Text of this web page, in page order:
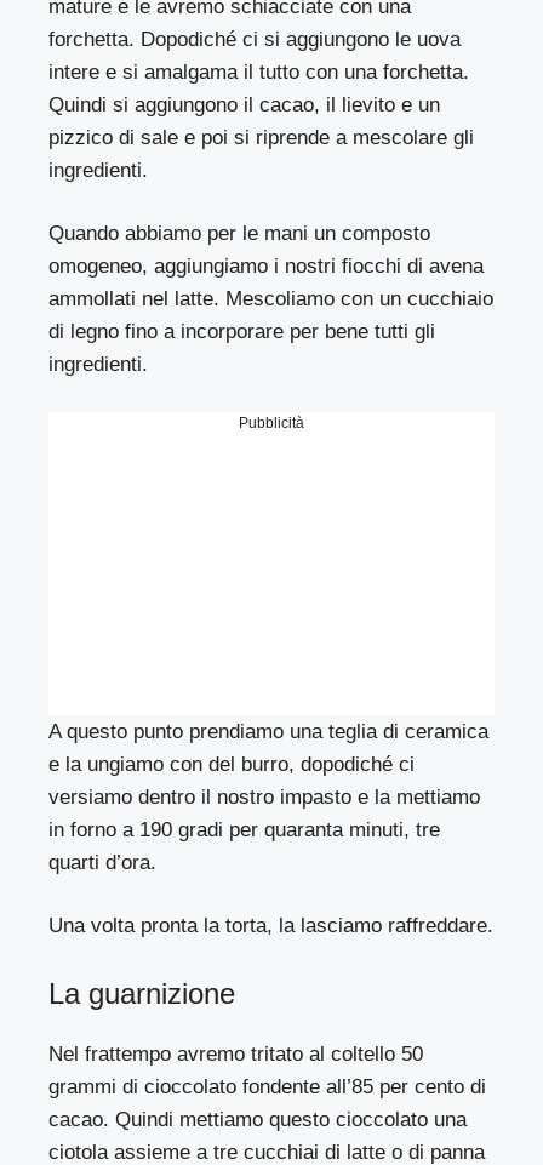
mature e le avremo schiacciate con una
forchetta. Dopodiché ci si aggiungono le uova
intere e si amalgama il tutto con una forchetta.
Quindi si aggiungono il cacao, il lievito e un
pizzico di sale e poi si riprende a mescolare gli
ingredienti.
Quando abbiamo per le mani un composto
omogeneo, aggiungiamo i nostri fiocchi di avena
ammollati nel latte. Mescoliamo con un cucchiaio
di legno fino a incorporare per bene tutti gli
ingredienti.
Pubblicità
A questo punto prendiamo una teglia di ceramica
e la ungiamo con del burro, dopodiché ci
versiamo dentro il nostro impasto e la mettiamo
in forno a 190 gradi per quaranta minuti, tre
quarti d’ora.
Una volta pronta la torta, la lasciamo raffreddare.
La guarnizione
Nel frattempo avremo tritato al coltello 50
grammi di cioccolato fondente all’85 per cento di
cacao. Quindi mettiamo questo cioccolato una
ciotola assieme a tre cucchiai di latte o di panna